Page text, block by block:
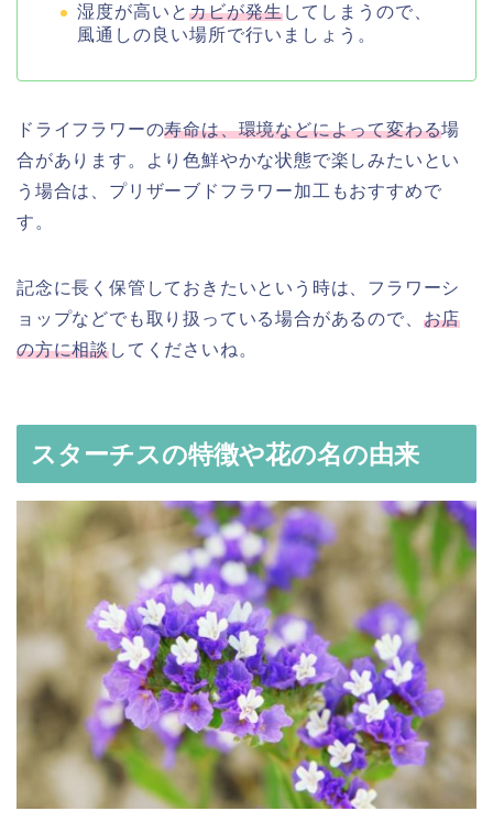
湿度が高いと カビが発生してしまうので、
風通しの良い場所で行いましょう。
ドライフラワーの寿命は、環境などによって変わる場
合があります。より色鮮やかな状態で楽しみたいとい
う場合は、プリザーブドフラワー加工もおすすめで
す。
記念に長く保管しておきたいという時は、フラワーシ
ョップなどでも取り扱っている場合があるので、 お店
の方に相談してくださいね。
スターチスの特徴や花の名の由来